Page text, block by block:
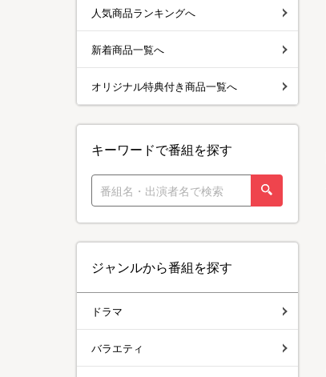
人気商品ランキングへ
新着商品一覧へ
オリジナル特典付き商品一覧へ
キーワードで番組を探す
ジャンルから番組を探す
ドラマ
バラエティ